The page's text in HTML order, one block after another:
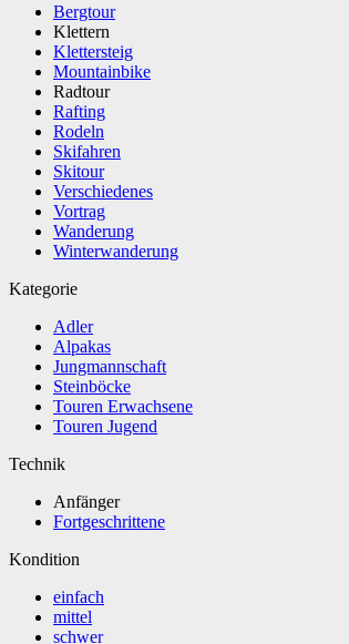
Bergtour
Klettern
Klettersteig
Mountainbike
Radtour
Rafting
Rodeln
Skifahren
Skitour
Verschiedenes
Vortrag
Wanderung
Winterwanderung
Kategorie
Adler
Alpakas
Jungmannschaft
Steinböcke
Touren Erwachsene
Touren Jugend
Technik
Anfänger
Fortgeschrittene
Kondition
einfach
mittel
schwer